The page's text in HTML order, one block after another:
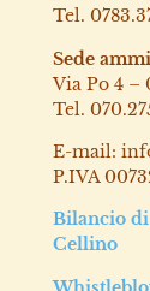
Tel.
Sede
Via Po 4 –
Tel.
E-mail:
P.IVA
Bilancio
Cellino